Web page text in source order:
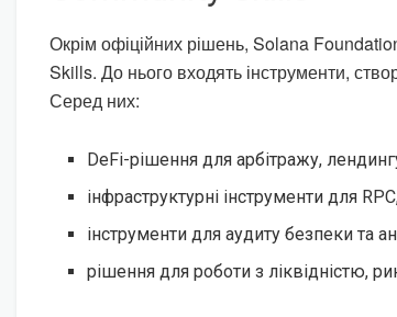
Окрім офіційних рішень, Solana
Skills. До нього входять інструменти,
Серед них:
DeFi-рішення для арбітражу,
інфраструктурні інструменти для
інструменти для аудиту безпеки та
рішення для роботи з ліквідністю,